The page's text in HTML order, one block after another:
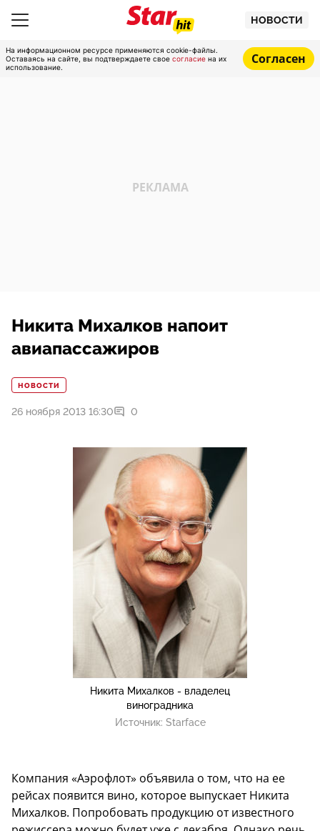
НОВОСТИ
На информационном ресурсе применяются cookie-файлы.
Оставаясь на сайте, вы подтверждаете свое согласие на их
использование.
Согласен
Никита Михалков напоит
авиапассажиров
НОВОСТИ
26 ноября 2013 16:30 0
Никита Михалков - владелец
виноградника
Источник: Starface
Компания «Аэрофлот» объявила о том, что на ее
рейсах появится вино, которое выпускает Никита
Михалков. Попробовать продукцию от известного